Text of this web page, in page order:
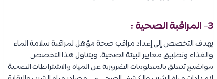
3- المراقبة الصحية :
يهدف التخصص إلى إعداد مراقب صحة مؤهل لمراقبة سلامة الماء
والغذاء وتطبيق معايير البيئة الصحية. ويتناول هذا التخصص
مواضيع تتعلق بالمعلومات الضرورية عن المياه والاشتراطات الصحية